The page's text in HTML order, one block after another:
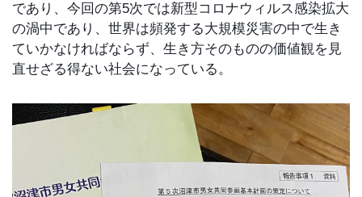
であり、今回の第5次では新型コロナウィルス感染拡大
の渦中であり、世界は頻発する大規模災害の中で生き
ていかなければならず、生き方そのものの価値観を見
直せざる得ない社会になっている。